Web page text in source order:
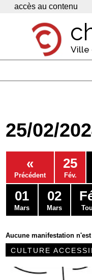
Panneau de gestion des cookies
accès au contenu
Ville
Economie
Services
Contacts
25/02/
«
Précédent
25
Fév.
01
Mars
02
Mars
Aucune manifestation
CULTURE